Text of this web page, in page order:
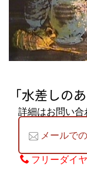
「水差しの
詳細はお問い合
メールで
フリーダイ